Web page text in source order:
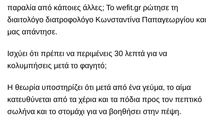
παραλία από κάποιες άλλες; Το wefit.gr ρώτησε τη
διαιτολόγο διατροφoλόγο Κωνσταντίνα Παπαγεωργίου και
μας απάντησε.
Ισχύει ότι πρέπει να περιμένεις 30 λεπτά για να
κολυμπήσεις μετά το φαγητό;
Η θεωρία υποστηρίζει ότι μετά από ένα γεύμα, το αίμα
κατευθύνεται από τα χέρια και τα πόδια προς τον πεπτικό
σωλήνα και το στομάχι για να βοηθήσει στην πέψη.